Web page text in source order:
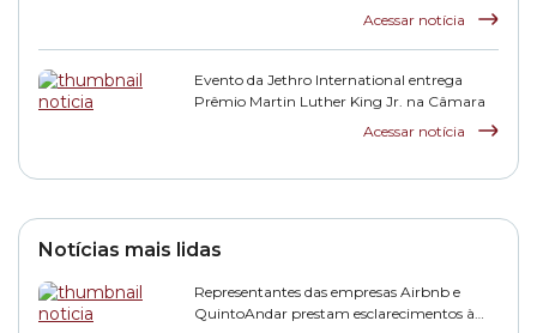
Acessar notícia
Evento da Jethro International entrega
Prêmio Martin Luther King Jr. na Câmara
Acessar notícia
Notícias mais lidas
Representantes das empresas Airbnb e
QuintoAndar prestam esclarecimentos à